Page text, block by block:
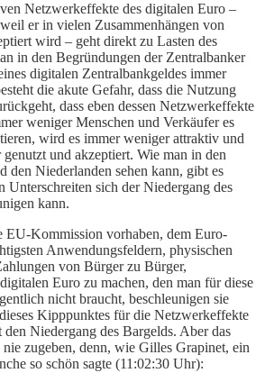
Netzwerkeffekte des digitalen Euro –
er in vielen Zusammenhängen von
wird – geht direkt zu Lasten des
in den Begründungen der Zentralbanker
digitalen Zentralbankgeldes immer
die akute Gefahr, dass die Nutzung
dass eben dessen Netzwerkeffekte
weniger Menschen und Verkäufer es
wird es immer weniger attraktiv und
und akzeptiert. Wie man in den
den Niederlanden sehen kann, gibt es
Unterschreiten sich der Niedergang des
kann.
EU-Kommission vorhaben, dem Euro-
Anwendungsfeldern, physischen
von Bürger zu Bürger,
Euro zu machen, den man für diese
nicht braucht, beschleunigen sie
Kipppunktes für die Netzwerkeffekte
Niedergang des Bargelds. Aber das
zugeben, denn, wie Gilles Grapinet, ein
so schön sagte (11:02:30 Uhr):